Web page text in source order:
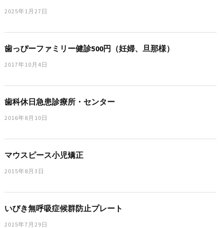
2025年1月27日
歯っぴーファミリー健診500円（妊婦、旦那様）
2017年10月4日
歯科休日急患診療所・センター
2016年8月10日
マウスピース小児矯正
2015年8月3日
いびき無呼吸症候群防止プレート
2015年7月29日